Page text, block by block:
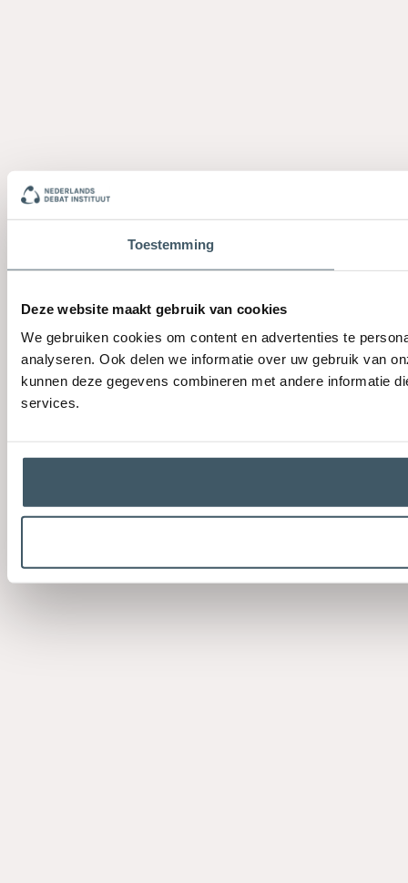
Toestemming
Deze website maakt gebruik van cookies
We gebruiken cookies om content en advertenties te
analyseren. Ook delen we informatie over uw gebruik van
kunnen deze gegevens combineren met andere informatie
services.